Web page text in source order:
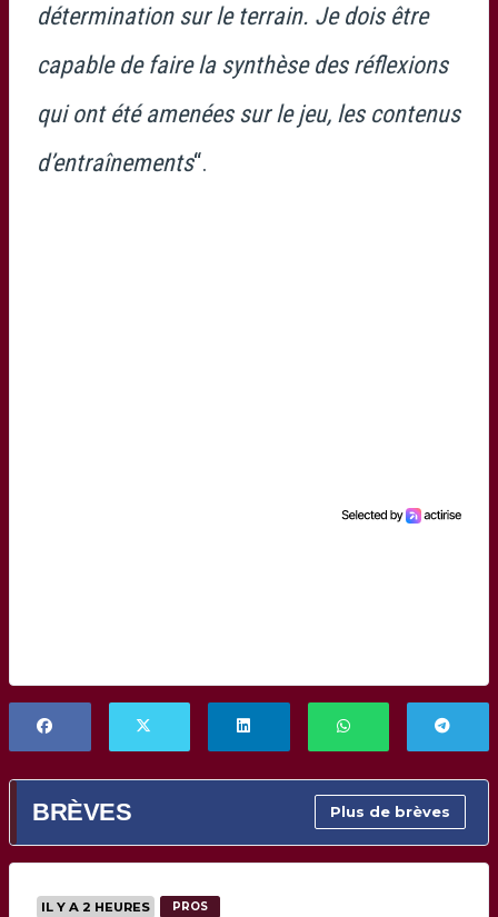
détermination sur le terrain. Je dois être
capable de faire la synthèse des réflexions
qui ont été amenées sur le jeu, les contenus
d’entraînements“.
BRÈVES Plus de brèves
IL Y A 2 HEURES PROS